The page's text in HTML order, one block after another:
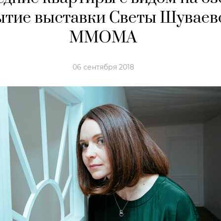
выставки Светы
ММОМА
06 сентября 2018